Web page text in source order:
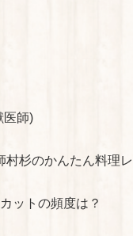
医師)
杉のかんたん料理
ットの頻度は？